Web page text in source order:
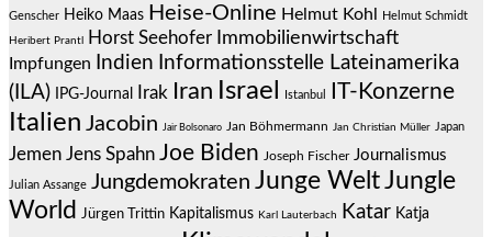
Genscher Heiko Maas Heise-Online Helmut Kohl Helmut Schmidt
Heribert Prantl Horst Seehofer Immobilienwirtschaft
Impfungen Indien Informationsstelle Lateinamerika
(ILA)
IPG-Journal Irak Iran Israel Istanbul IT-Konzerne
Italien Jacobin Jair Bolsonaro Jan Böhmermann Jan Christian Müller Japan
Jemen Jens Spahn Joe Biden Joseph Fischer Journalismus
Julian Assange Jungdemokraten Junge WeltJungle
World
Jürgen Trittin Kapitalismus Karl Lauterbach Katar Katja